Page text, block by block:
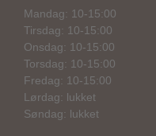
Mandag: 10-15:00
Tirsdag: 10-15:00
Onsdag: 10-15:00
Torsdag: 10-15:00
Fredag: 10-15:00
Lørdag: lukket
Søndag: lukket